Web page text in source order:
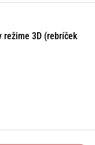
režime 3D (rebríček